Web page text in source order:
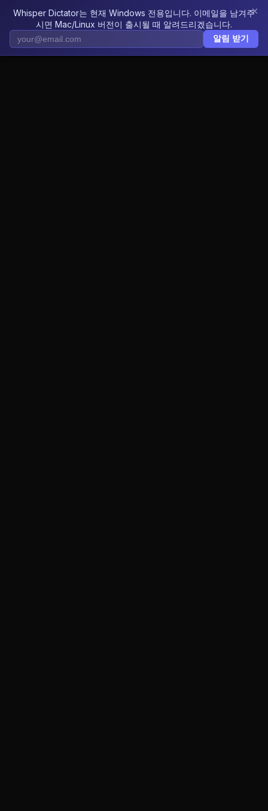
Whisper Dictator는 현재 Windows 전용입니다. 이메일을 남겨주
시면 Mac/Linux 버전이 출시될 때 알려드리겠습니다.
알림 받기
×
Whisper Dictator KO